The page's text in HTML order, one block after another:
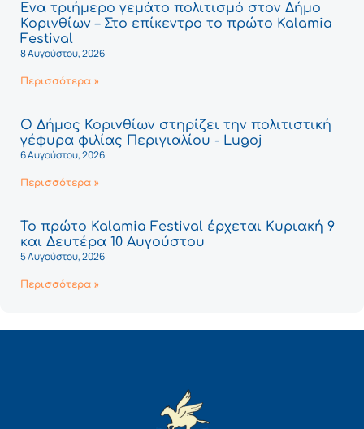
Ένα τριήμερο γεμάτο πολιτισμό στον Δήμο
Κορινθίων – Στο επίκεντρο το πρώτο Kalamia
Festival
8 Αυγούστου, 2026
Περισσότερα »
Ο Δήμος Κορινθίων στηρίζει την πολιτιστική
γέφυρα φιλίας Περιγιαλίου - Lugoj
6 Αυγούστου, 2026
Περισσότερα »
Το πρώτο Kalamia Festival έρχεται Κυριακή 9
και Δευτέρα 10 Αυγούστου
5 Αυγούστου, 2026
Περισσότερα »